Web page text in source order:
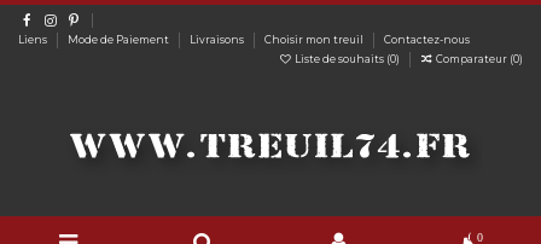
Liens Mode de Paiement Livraisons Choisir mon treuil
Contactez-nous
Liste de souhaits (0) Comparateur (0)
0